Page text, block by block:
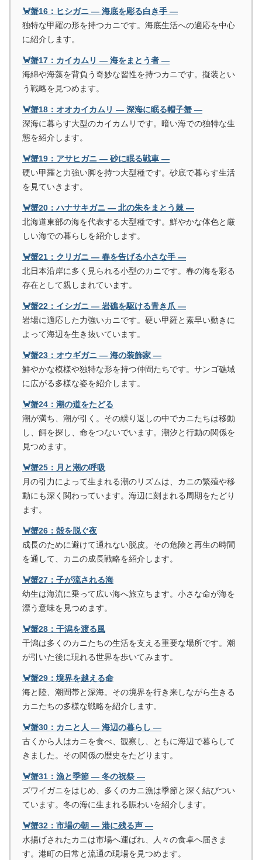
🦀蟹16：ヒシガニ ― 海底を彫る白き手 ―
独特な甲羅の形を持つカニです。海底生活への適応を中心
に紹介します。
🦀蟹17：カイカムリ ― 海をまとう者 ―
海綿や海藻を背負う奇妙な習性を持つカニです。擬装とい
う戦略を見つめます。
🦀蟹18：オオカイカムリ ― 深海に眠る帽子蟹 ―
深海に暮らす大型のカイカムリです。暗い海での独特な生
態を紹介します。
🦀蟹19：アサヒガニ ― 砂に眠る戦車 ―
硬い甲羅と力強い脚を持つ大型種です。砂底で暮らす生活
を見ていきます。
🦀蟹20：ハナサキガニ ― 北の朱をまとう棘 ―
北海道東部の海を代表する大型種です。鮮やかな体色と厳
しい海での暮らしを紹介します。
🦀蟹21：クリガニ ― 春を告げる小さな手 ―
北日本沿岸に多く見られる小型のカニです。春の海を彩る
存在として親しまれています。
🦀蟹22：イシガニ ― 岩礁を駆ける青き爪 ―
岩場に適応した力強いカニです。硬い甲羅と素早い動きに
よって海辺を生き抜いています。
🦀蟹23：オウギガニ ― 海の装飾家 ―
鮮やかな模様や独特な形を持つ仲間たちです。サンゴ礁域
に広がる多様な姿を紹介します。
🦀蟹24：潮の道をたどる
潮が満ち、潮が引く。その繰り返しの中でカニたちは移動
し、餌を探し、命をつないでいます。潮汐と行動の関係を
見つめます。
🦀蟹25：月と潮の呼吸
月の引力によって生まれる潮のリズムは、カニの繁殖や移
動にも深く関わっています。海辺に刻まれる周期をたどり
ます。
🦀蟹26：殻を脱ぐ夜
成長のために避けて通れない脱皮。その危険と再生の時間
を通して、カニの成長戦略を紹介します。
🦀蟹27：子が流される海
幼生は海流に乗って広い海へ旅立ちます。小さな命が海を
漂う意味を見つめます。
🦀蟹28：干潟を渡る風
干潟は多くのカニたちの生活を支える重要な場所です。潮
が引いた後に現れる世界を歩いてみます。
🦀蟹29：境界を越える命
海と陸、潮間帯と深海。その境界を行き来しながら生きる
カニたちの多様な戦略を紹介します。
🦀蟹30：カニと人 ― 海辺の暮らし ―
古くから人はカニを食べ、観察し、ともに海辺で暮らして
きました。その関係の歴史をたどります。
🦀蟹31：漁と季節 ― 冬の祝祭 ―
ズワイガニをはじめ、多くのカニ漁は季節と深く結びつい
ています。冬の海に生まれる賑わいを紹介します。
🦀蟹32：市場の朝 ― 港に残る声 ―
水揚げされたカニは市場へ運ばれ、人々の食卓へ届きま
す。港町の日常と流通の現場を見つめます。